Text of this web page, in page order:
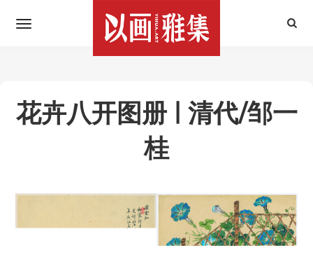
花卉八开图册 | 清代/邹一
桂